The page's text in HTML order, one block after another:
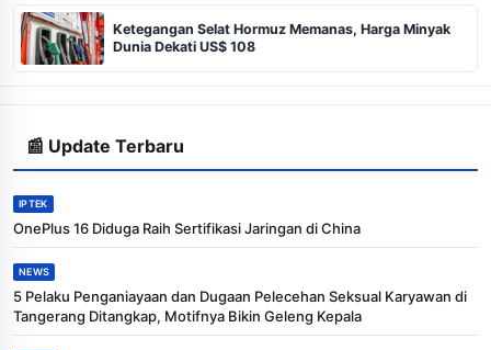
Ketegangan Selat Hormuz Memanas, Harga Minyak
Dunia Dekati US$ 108
📰 Update Terbaru
IPTEK
OnePlus 16 Diduga Raih Sertifikasi Jaringan di China
NEWS
5 Pelaku Penganiayaan dan Dugaan Pelecehan Seksual Karyawan di
Tangerang Ditangkap, Motifnya Bikin Geleng Kepala